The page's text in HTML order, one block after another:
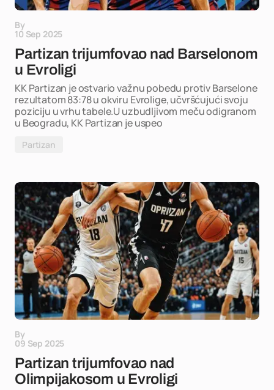
By
10 Sep 2025
Partizan trijumfovao nad Barselonom
u Evroligi
KK Partizan je ostvario važnu pobedu protiv Barselone
rezultatom 83:78 u okviru Evrolige, učvršćujući svoju
poziciju u vrhu tabele.U uzbudljivom meču odigranom
u Beogradu, KK Partizan je uspeo
Partizan
By
09 Sep 2025
Partizan trijumfovao nad
Olimpijakosom u Evroligi